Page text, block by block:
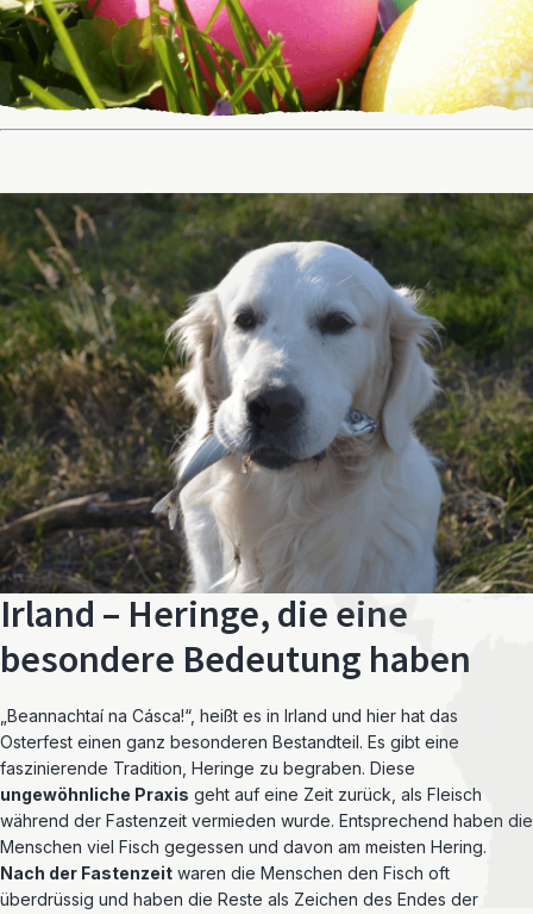
Irland – Heringe, die eine
besondere Bedeutung haben
„Beannachtaí na Cásca!“, heißt es in Irland und hier hat das
Osterfest einen ganz besonderen Bestandteil. Es gibt eine
faszinierende Tradition, Heringe zu begraben. Diese
ungewöhnliche Praxis geht auf eine Zeit zurück, als Fleisch
während der Fastenzeit vermieden wurde. Entsprechend haben die
Menschen viel Fisch gegessen und davon am meisten Hering.
Nach der Fastenzeit waren die Menschen den Fisch oft
überdrüssig und haben die Reste als Zeichen des Endes der